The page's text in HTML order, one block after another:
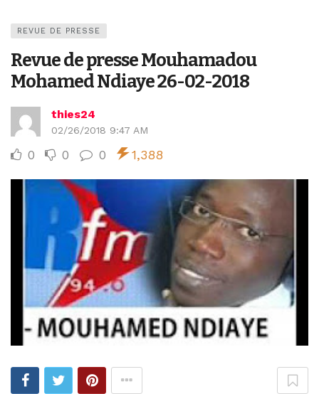
REVUE DE PRESSE
Revue de presse Mouhamadou
Mohamed Ndiaye 26-02-2018
thies24
02/26/2018 9:47 AM
0 0 0 1,388